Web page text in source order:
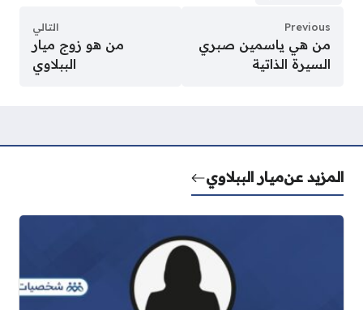
Previous
من هي ياسمين صبري
السيرة الذاتية
التالي
من هو زوج ميار
الببلاوي
المزيد عنميار الببلاوي